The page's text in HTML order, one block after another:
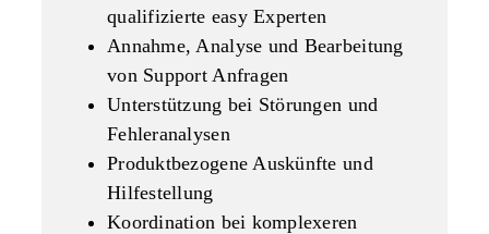
qualifizierte easy Experten
Annahme, Analyse und Bearbeitung
von Support Anfragen
Unterstützung bei Störungen und
Fehleranalysen
Produktbezogene Auskünfte und
Hilfestellung
Koordination bei komplexeren